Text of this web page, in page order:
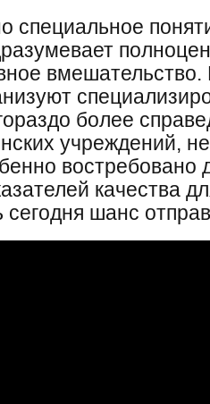
специальное
вмешательство.
более
учреждений,
востребовано
качества
шанс